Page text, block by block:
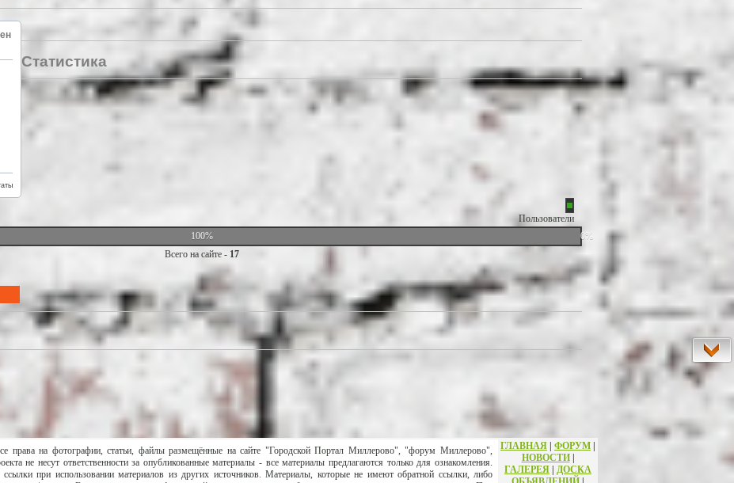
Статистика
Пользователи
100%
0%
Всего на сайте - 17
права на фотографии, статьи, файлы размещённые на сайте "Городской Портал Миллерово", "форум Миллерово",
не несут ответственности за опубликованные материалы - все материалы предлагаются только для ознакомления.
при использовании материалов из других источников. Материалы, которые не имеют обратной ссылки, либо
ГЛАВНАЯ | ФОРУМ |
НОВОСТИ|
ГАЛЕРЕЯ | ДОСКА